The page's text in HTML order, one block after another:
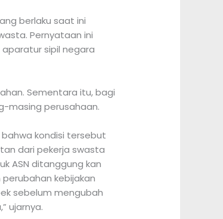
berlaku saat ini
Pernyataan ini
sipil negara
Sementara itu, bagi
masing perusahaan.
kondisi tersebut
dari pekerja swasta
ASN ditanggung kan
kebijakan
sebelum mengubah
ujarnya.